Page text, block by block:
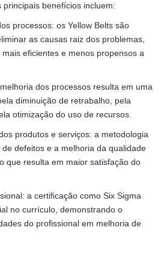
principais benefícios incluem:
processos: os Yellow Belts são
as causas raiz dos problemas,
eficientes e menos propensos a
dos processos resulta em uma
diminuição de retrabalho, pela
otimização do uso de recursos.
produtos e serviços: a metodologia
defeitos e a melhoria da qualidade
que resulta em maior satisfação do
a certificação como Six Sigma
no currículo, demonstrando o
do profissional em melhoria de